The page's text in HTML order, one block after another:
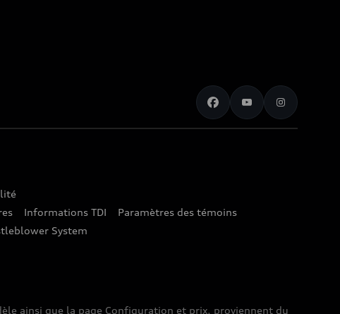
Informations TDI
Paramètres des témoins
System
ainsi que la page Configuration et prix, proviennent du